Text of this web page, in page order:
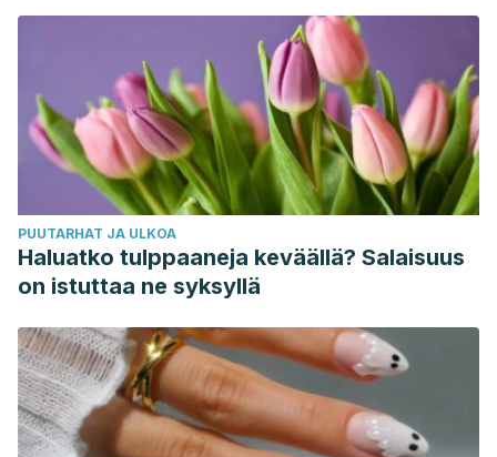
PUUTARHAT JA ULKOA
Haluatko tulppaaneja keväällä? Salaisuus
on istuttaa ne syksyllä